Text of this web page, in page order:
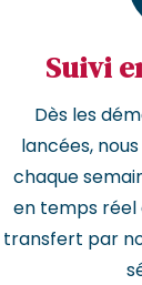
Suivi
Dès les
lancées,
chaque
en temps réel
transfert par